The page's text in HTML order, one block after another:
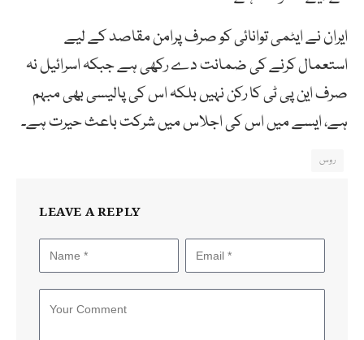
ایران نے ایٹمی توانائی کو صرف پرامن مقاصد کے لیے
استعمال کرنے کی ضمانت دے رکھی ہے جبکہ اسرائیل نہ
صرف این پی ٹی کا رکن نہیں بلکہ اس کی پالیسی بھی مبہم
ہے، ایسے میں اس کی اجلاس میں شرکت باعث حیرت ہے۔
روس
LEAVE A REPLY